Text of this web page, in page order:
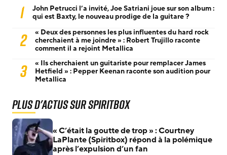
1
John Petrucci l’a invité, Joe Satriani joue sur son album :
qui est Baxty, le nouveau prodige de la guitare ?
2
« Deux des personnes les plus influentes du hard rock
cherchaient à me joindre » : Robert Trujillo raconte
comment il a rejoint Metallica
3
« Ils cherchaient un guitariste pour remplacer James
Hetfield » : Pepper Keenan raconte son audition pour
Metallica
Plus d'actus sur Spiritbox
« C’était la goutte de trop » : Courtney
LaPlante (Spiritbox) répond à la polémique
après l’expulsion d’un fan